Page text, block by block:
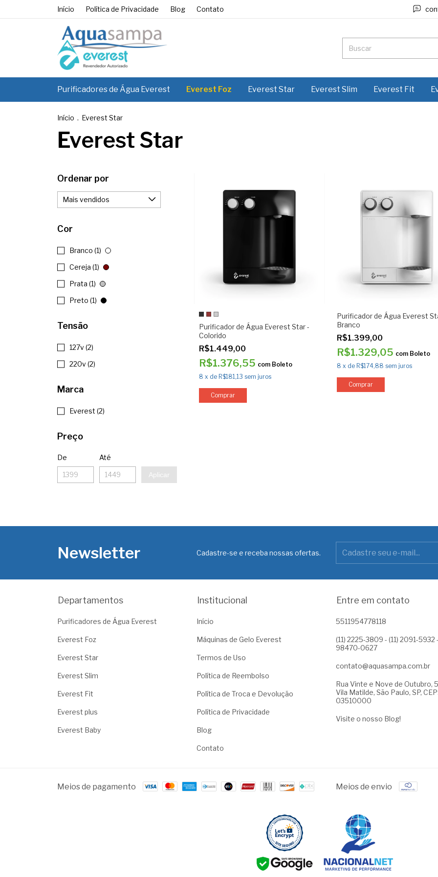
Início Política de Privacidade Blog Contato
Purificadores de Água Everest Everest Foz Everest Star Everest Slim Everest Fit
Início . Everest Star
Everest Star
Ordenar por
Cor
Branco (1)
Cereja (1)
Prata (1)
Preto (1)
Tensão
127v (2)
220v (2)
Marca
Everest (2)
Preço
De Até
Aplicar
Purificador de Água Everest Star -
Colorido
R$1.449,00
R$1.376,55 com Boleto
8 x de R$181,13 sem juros
Comprar
Purificador de Água Everest
Branco
R$1.399,00
R$1.329,05 com Boleto
8 x de R$174,88 sem juros
Comprar
Newsletter Cadastre-se e receba nossas ofertas.
Departamentos
Purificadores de Água Everest
Everest Foz
Everest Star
Everest Slim
Everest Fit
Everest plus
Everest Baby
Institucional
Início
Máquinas de Gelo Everest
Termos de Uso
Política de Reembolso
Política de Troca e Devolução
Política de Privacidade
Blog
Contato
Entre em contato
5511954778118
(11) 2225-3809 - (11) 2091-5932
98470-0627
contato@aquasampa.com.br
Rua Vinte e Nove de Outubro,
Vila Matilde, São Paulo, SP,
03510000
Visite o nosso Blog!
Meios de pagamento Meios de envio